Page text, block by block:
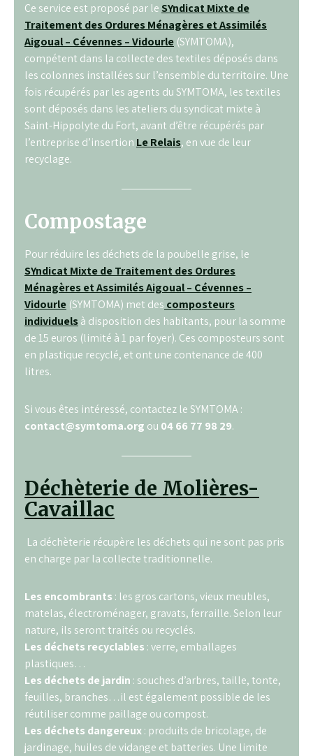
Ce service est proposé par leSYndicat Mixte de
Traitement des Ordures Ménagères et Assimilés
Aigoual – Cévennes – Vidourle (SYMTOMA),
compétent dans la collecte des textiles déposés dans
les colonnes installées sur l’ensemble du territoire. Une
fois récupérés par les agents du SYMTOMA, les textiles
sont déposés dans les ateliers du syndicat mixte à
Saint-Hippolyte du Fort, avant d’être récupérés par
l’entreprise d’insertion Le Relais, en vue de leur
recyclage.
Compostage
Pour réduire les déchets de la poubelle grise, le
SYndicat Mixte de Traitement des Ordures
Ménagères et Assimilés Aigoual – Cévennes –
Vidourle (SYMTOMA) met des composteurs
individuelsà disposition des habitants, pour la somme
de 15 euros (limité à 1 par foyer). Ces composteurs sont
en plastique recyclé, et ont une contenance de 400
litres.
Si vous êtes intéressé, contactez le SYMTOMA :
contact@symtoma.org ou 04 66 77 98 29.
Déchèterie de Molières-
Cavaillac
La déchèterie récupère les déchets qui ne sont pas pris
en charge par la collecte traditionnelle.
Les encombrants : les gros cartons, vieux meubles,
matelas, électroménager, gravats, ferraille. Selon leur
nature, ils seront traités ou recyclés.
Les déchets recyclables : verre, emballages
plastiques…
Les déchets de jardin : souches d’arbres, taille, tonte,
feuilles, branches…il est également possible de les
réutiliser comme paillage ou compost.
Les déchets dangereux: produits de bricolage, de
jardinage, huiles de vidange et batteries. Une limite